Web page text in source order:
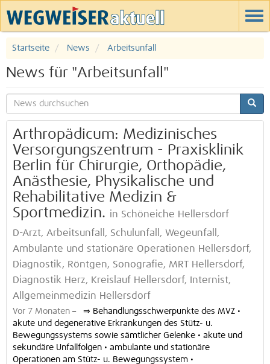
Startseite News Arbeitsunfall
News für "Arbeitsunfall"
Arthropädicum: Medizinisches
Versorgungszentrum - Praxisklinik
Berlin für Chirurgie, Orthopädie,
Anästhesie, Physikalische und
Rehabilitative Medizin &
Sportmedizin. in Schöneiche Hellersdorf
D-Arzt, Arbeitsunfall, Schulunfall, Wegeunfall,
Ambulante und stationäre Operationen Hellersdorf,
Diagnostik, Röntgen, Sonografie, MRT Hellersdorf,
Diagnostik Herz, Kreislauf Hellersdorf, Internist,
Allgemeinmedizin Hellersdorf
Vor 7 Monaten –
⇒ Behandlungsschwerpunkte des MVZ •
akute und degenerative Erkrankungen des Stütz- u.
Bewegungssystems sowie sämtlicher Gelenke • akute und
sekundäre Unfallfolgen • ambulante und stationäre
Operationen am Stütz- u. Bewegungssystem •